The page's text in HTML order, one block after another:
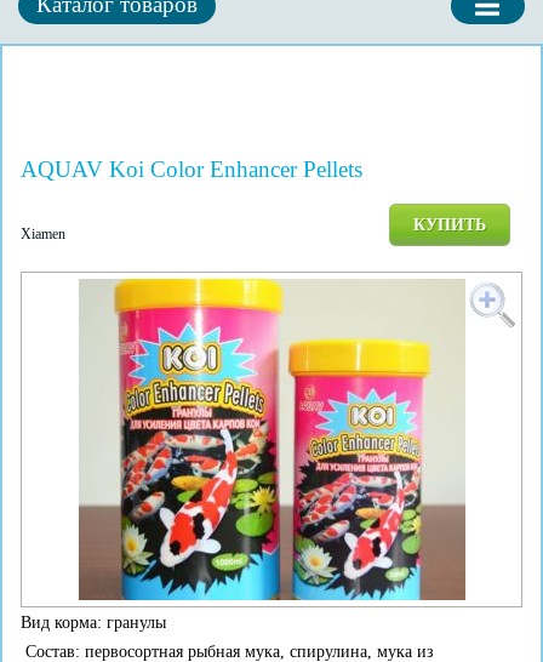
AQUAV Koi Color Enhancer Pellets
Xiamen КУПИТЬ
Вид корма: гранулы
Состав: первосортная рыбная мука, спирулина, мука из